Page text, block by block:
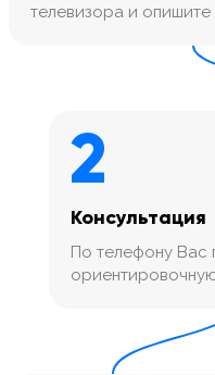
телевизора и
2
Консультация
По телефону Вас